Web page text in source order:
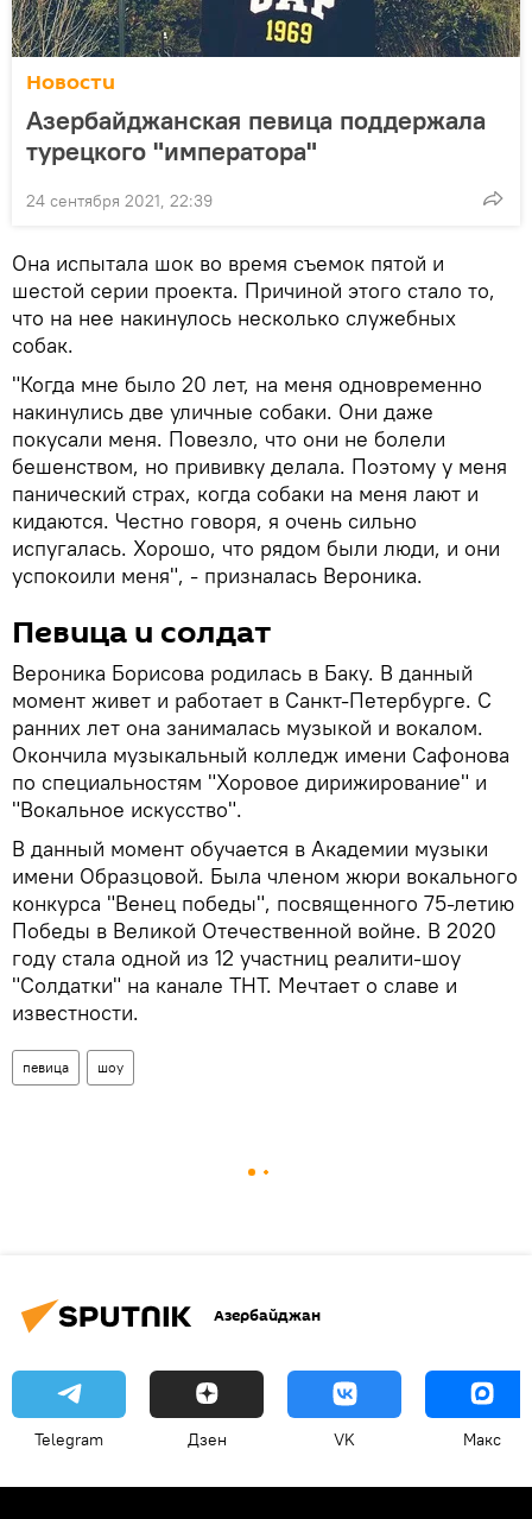
Новости
Азербайджанская певица поддержала
турецкого "императора"
24 сентября 2021, 22:39
Она испытала шок во время съемок пятой и
шестой серии проекта. Причиной этого стало то,
что на нее накинулось несколько служебных
собак.
"Когда мне было 20 лет, на меня одновременно
накинулись две уличные собаки. Они даже
покусали меня. Повезло, что они не болели
бешенством, но прививку делала. Поэтому у меня
панический страх, когда собаки на меня лают и
кидаются. Честно говоря, я очень сильно
испугалась. Хорошо, что рядом были люди, и они
успокоили меня", - призналась Вероника.
Певица и солдат
Вероника Борисова родилась в Баку. В данный
момент живет и работает в Санкт-Петербурге. С
ранних лет она занималась музыкой и вокалом.
Окончила музыкальный колледж имени Сафонова
по специальностям "Хоровое дирижирование" и
"Вокальное искусство".
В данный момент обучается в Академии музыки
имени Образцовой. Была членом жюри вокального
конкурса "Венец победы", посвященного 75-летию
Победы в Великой Отечественной войне. В 2020
году стала одной из 12 участниц реалити-шоу
"Солдатки" на канале ТНТ. Мечтает о славе и
известности.
певица шоу
Азербайджан
Telegram Дзен VK Макс